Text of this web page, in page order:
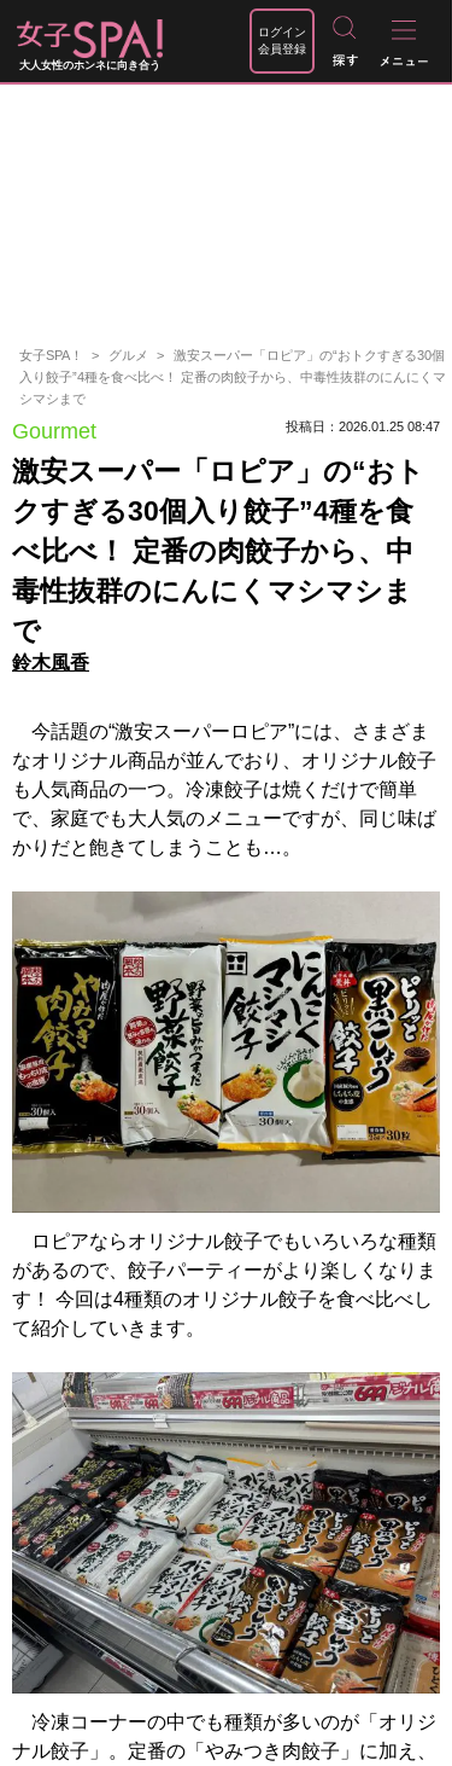
大人女性のホンネに向き合う
ログイン
会員登録
女子SPA！ グルメ
激安スーパー「ロピア」の“おトクすぎる30個
入り餃子”4種を食べ比べ！ 定番の肉餃子から、中毒性抜群のにんにくマ
シマシまで
Gourmet 投稿日：2026.01.25 08:47
激安スーパー「ロピア」の“おト
クすぎる30個入り餃子”4種を食
べ比べ！ 定番の肉餃子から、中
毒性抜群のにんにくマシマシま
で
鈴木風香
今話題の“激安スーパーロピア”には、さまざま
なオリジナル商品が並んでおり、オリジナル餃子
も人気商品の一つ。冷凍餃子は焼くだけで簡単
で、家庭でも大人気のメニューですが、同じ味ば
かりだと飽きてしまうことも…。
ロピアならオリジナル餃子でもいろいろな種類
があるので、餃子パーティーがより楽しくなりま
す！ 今回は4種類のオリジナル餃子を食べ比べし
て紹介していきます。
冷凍コーナーの中でも種類が多いのが「オリジ
ナル餃子」。定番の「やみつき肉餃子」に加え、